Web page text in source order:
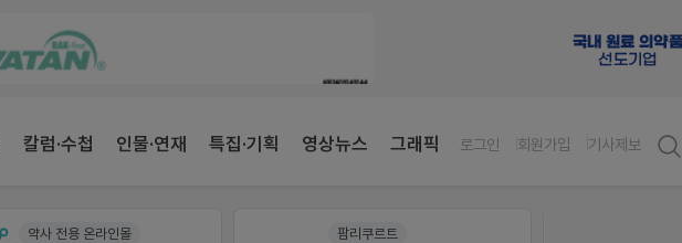
칼럼·수첩 인물·연재 특집·기획 영상뉴스 그래픽 로그인 회원가입 기사제보
약사 전용 온라인몰 팜리쿠르트